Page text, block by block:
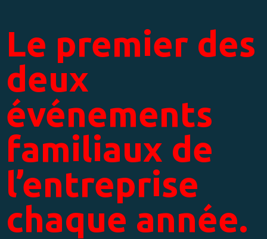
Le premier des
deux
événements
familiaux de
l’entreprise
chaque année.